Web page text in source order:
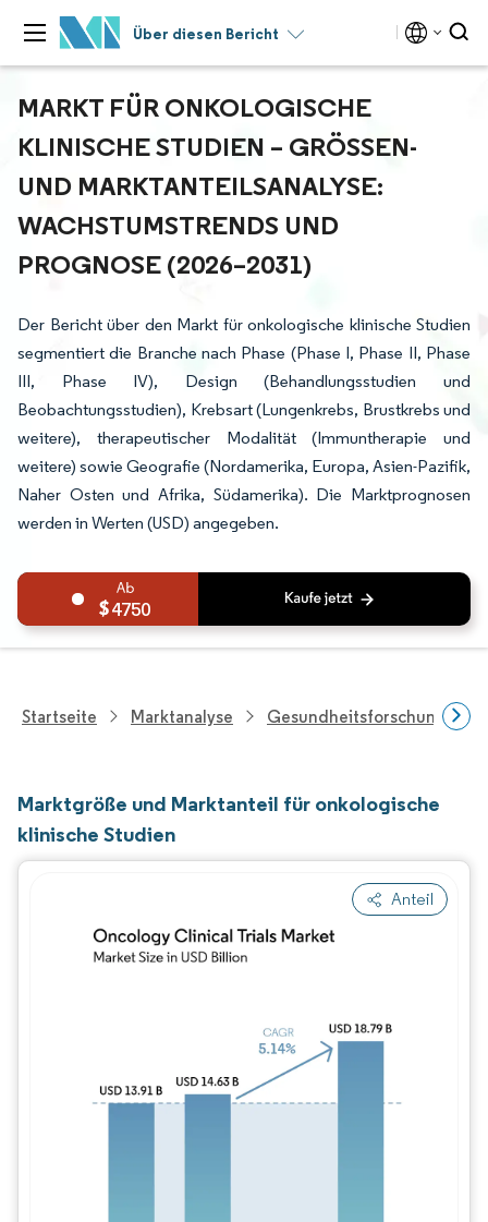
Über diesen Bericht
MARKT FÜR ONKOLOGISCHE
KLINISCHE STUDIEN – GRÖSSEN- U
ND MARKTANTEILSANALYSE: W
ACHSTUMSTRENDS UND P
ROGNOSE (2026–2031)
Der Bericht über den Markt für onkologische klinische Studien
segmentiert die Branche nach Phase (Phase I, Phase II, Phase
III, Phase IV), Design (Behandlungsstudien und
Beobachtungsstudien), Krebsart (Lungenkrebs, Brustkrebs und
weitere), therapeutischer Modalität (Immuntherapie und
weitere) sowie Geografie (Nordamerika, Europa, Asien-Pazifik,
Naher Osten und Afrika, Südamerika). Die Marktprognosen
werden in Werten (USD) angegeben.
4750
Startseite Marktanalyse Gesundheitsforschung
Marktgröße und Marktanteil für onkologische
klinische Studien
Anteil